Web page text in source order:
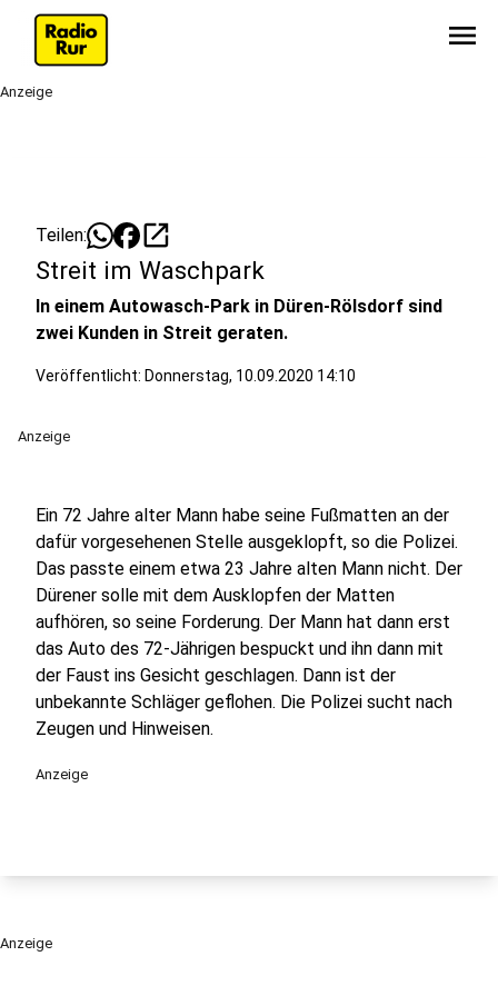
menu
Anzeige
Teilen: open_in_new
Streit im Waschpark
In einem Autowasch-Park in Düren-Rölsdorf sind
zwei Kunden in Streit geraten.
Veröffentlicht: Donnerstag, 10.09.2020 14:10
Anzeige
Ein 72 Jahre alter Mann habe seine Fußmatten an der
dafür vorgesehenen Stelle ausgeklopft, so die Polizei.
Das passte einem etwa 23 Jahre alten Mann nicht. Der
Dürener solle mit dem Ausklopfen der Matten
aufhören, so seine Forderung. Der Mann hat dann erst
das Auto des 72-Jährigen bespuckt und ihn dann mit
der Faust ins Gesicht geschlagen. Dann ist der
unbekannte Schläger geflohen. Die Polizei sucht nach
Zeugen und Hinweisen.
Anzeige
Anzeige